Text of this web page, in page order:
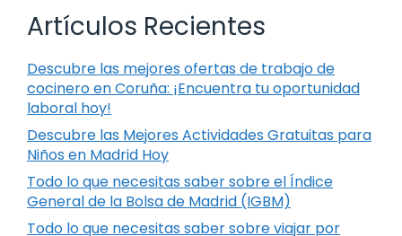
Artículos Recientes
Descubre las mejores ofertas de trabajo de
cocinero en Coruña: ¡Encuentra tu oportunidad
laboral hoy!
Descubre las Mejores Actividades Gratuitas para
Niños en Madrid Hoy
Todo lo que necesitas saber sobre el Índice
General de la Bolsa de Madrid (IGBM)
Todo lo que necesitas saber sobre viajar por